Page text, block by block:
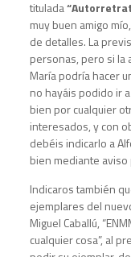
titulada
muy buen amigo
de detalles. La
personas, pero si la
María podría hacer
no hayáis podido ir
bien por cualquier
interesados, y con
debéis indicarlo a
bien mediante
Indicaros también
ejemplares del
Miguel Caballú,
cualquier cosa”, al